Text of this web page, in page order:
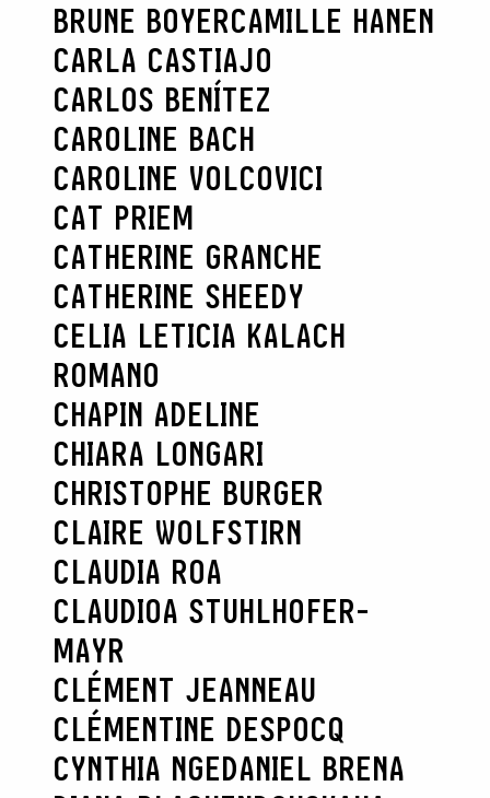
BRUNE BOYERCAMILLE HANEN
CARLA CASTIAJO
CARLOS BENÍTEZ
CAROLINE BACH
CAROLINE VOLCOVICI
CAT PRIEM
CATHERINE GRANCHE
CATHERINE SHEEDY
CELIA LETICIA KALACH
ROMANO
CHAPIN ADELINE
CHIARA LONGARI
CHRISTOPHE BURGER
CLAIRE WOLFSTIRN
CLAUDIA ROA
CLAUDIOA STUHLHOFER-
MAYR
CLÉMENT JEANNEAU
CLÉMENTINE DESPOCQ
CYNTHIA NGEDANIEL BRENA